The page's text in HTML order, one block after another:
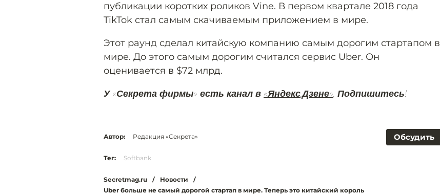
публикации коротких роликов Vine. В первом квартале 2018 года
TikTok стал самым скачиваемым приложением в мире.
Этот раунд сделал китайскую компанию самым дорогим стартапом в
мире. До этого самым дорогим считался сервис Uber. Он
оценивается в $72 млрд.
У «Секрета фирмы» есть канал в «Яндекс.Дзене». Подпишитесь!
Обсудить
Автор: Редакция «Секрета»
Тег: Softbank
Secretmag.ru / Новости
/
Uber больше не самый дорогой стартап в мире. Теперь это китайский король